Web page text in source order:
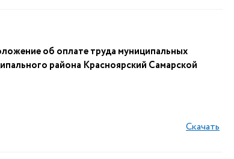
об оплате труда муниципальных
района Красноярский Самарской
Скачать